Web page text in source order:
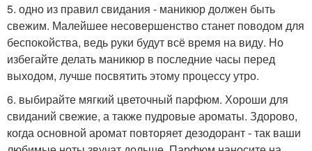
5. одно из правил свидания - маникюр должен быть
свежим. Малейшее несовершенство станет поводом для
беспокойства, ведь руки будут всё время на виду. Но
избегайте делать маникюр в последние часы перед
выходом, лучше посвятить этому процессу утро.
6. выбирайте мягкий цветочный парфюм. Хороши для
свиданий свежие, а также пудровые ароматы. Здорово,
когда основной аромат повторяет дезодорант - так ваши